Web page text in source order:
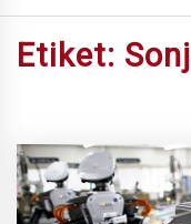
Etiket: